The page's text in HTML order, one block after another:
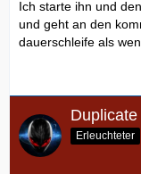
Ich starte ihn und
und geht an den
dauerschleife als
Erleuchteter